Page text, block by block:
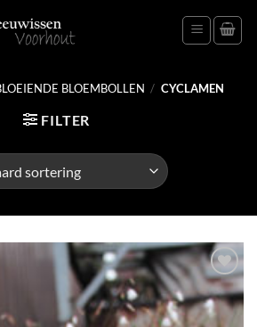
BLOEMBOLLEN / CYCLAMEN
FILTER
Toevoegen
aan
verlanglijst